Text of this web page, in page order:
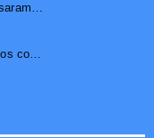
Estado de São Paulo confirma 23 casos de sarampo; 16 não ...
Estudante perde bolsa do Prouni após extratos com apostas ...